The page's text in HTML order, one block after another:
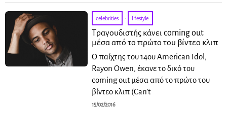
celebrities · lifestyle
Τραγουδιστής κάνει coming out
μέσα από το πρώτο του βίντεο κλιπ
O παίχτης του 14ου American Idol,
Rayon Owen, έκανε το δικό του
coming out μέσα από το πρώτο του
βίντεο κλιπ (Can’t
15/02/2016